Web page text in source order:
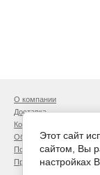
О компании
Доставка
Контакты
Обратная связь
Полезно знать
Прайс
Этот сайт
сайтом, Вы
настройках